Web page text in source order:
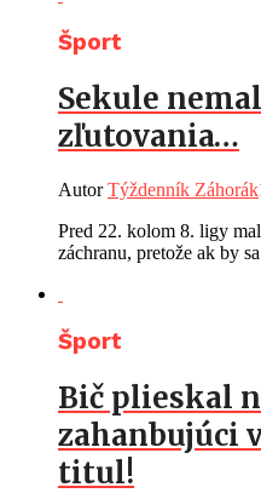
Šport
Sekule
zľutovania…
AutorTýždenník Záhorák
Pred 22. kolom 8. ligy
záchranu, pretože ak by
Šport
Bič plieskal
zahanbujúci
titul!